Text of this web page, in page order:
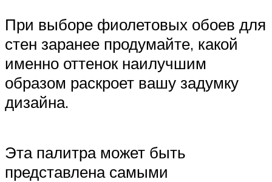
При выборе фиолетовых обоев для
стен заранее продумайте, какой
именно оттенок наилучшим
образом раскроет вашу задумку
дизайна.
Эта палитра может быть
представлена самыми